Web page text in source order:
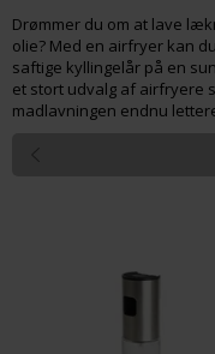
Drømmer du om at lave
olie? Med en airfryer kan
saftige kyllingelår på en
et stort udvalg af airfryere
madlavningen endnu